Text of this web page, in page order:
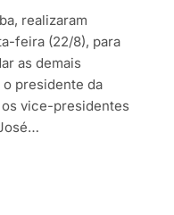
realizaram
feira (22/8), para
as demais
presidente da
os vice-presidentes